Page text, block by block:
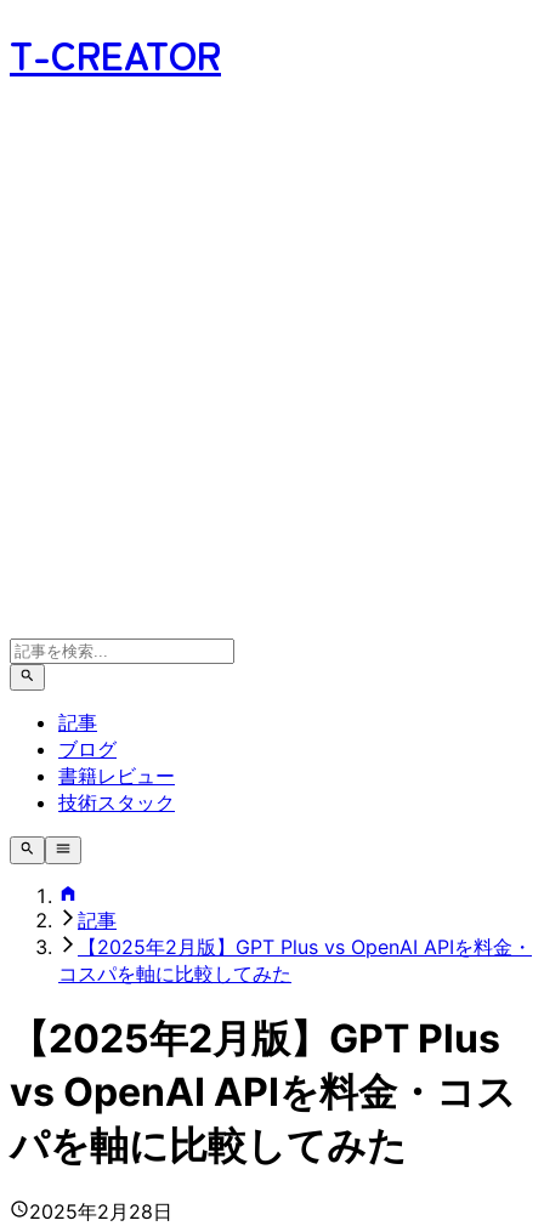
T-CREATOR
記事
ブログ
書籍レビュー
技術スタック
記事
【2025年2月版】GPT Plus vs OpenAI APIを料金・
コスパを軸に比較してみた
【2025年2月版】GPT Plus
vs OpenAI APIを料金・コス
パを軸に比較してみた
2025年2月28日